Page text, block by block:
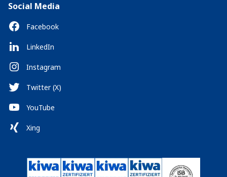
Social Media
Facebook
LinkedIn
Instagram
Twitter (X)
YouTube
Xing